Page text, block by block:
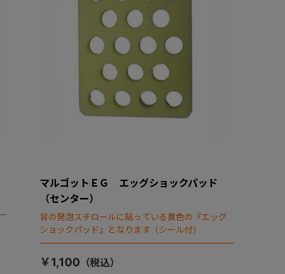
マルゴットＥＧ エッグショックパッド
（センター）
背の発泡スチロールに貼っている黄色の『エッグ
ショックパッド』となります（シール付）
￥1,100